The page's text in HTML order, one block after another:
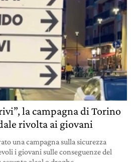
la campagna di Torino
rivolta ai giovani
una campagna sulla sicurezza
i giovani sulle conseguenze del